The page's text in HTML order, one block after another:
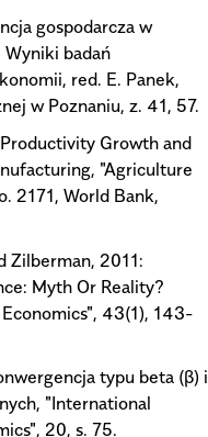
gospodarcza w
badań
red. E. Panek,
w Poznaniu, z. 41, 57.
Growth and
"Agriculture
2171, World Bank,
Zilberman, 2011:
Myth Or Reality?
43(1), 143-
typu beta (β) i
"International
20, s. 75.